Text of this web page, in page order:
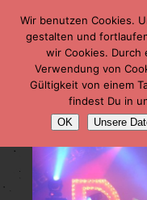
Wir benutzen Cookies.
gestalten und
wir Cookies. Durch
Verwendung von
Gültigkeit von einem
findest Du in
OK Unsere